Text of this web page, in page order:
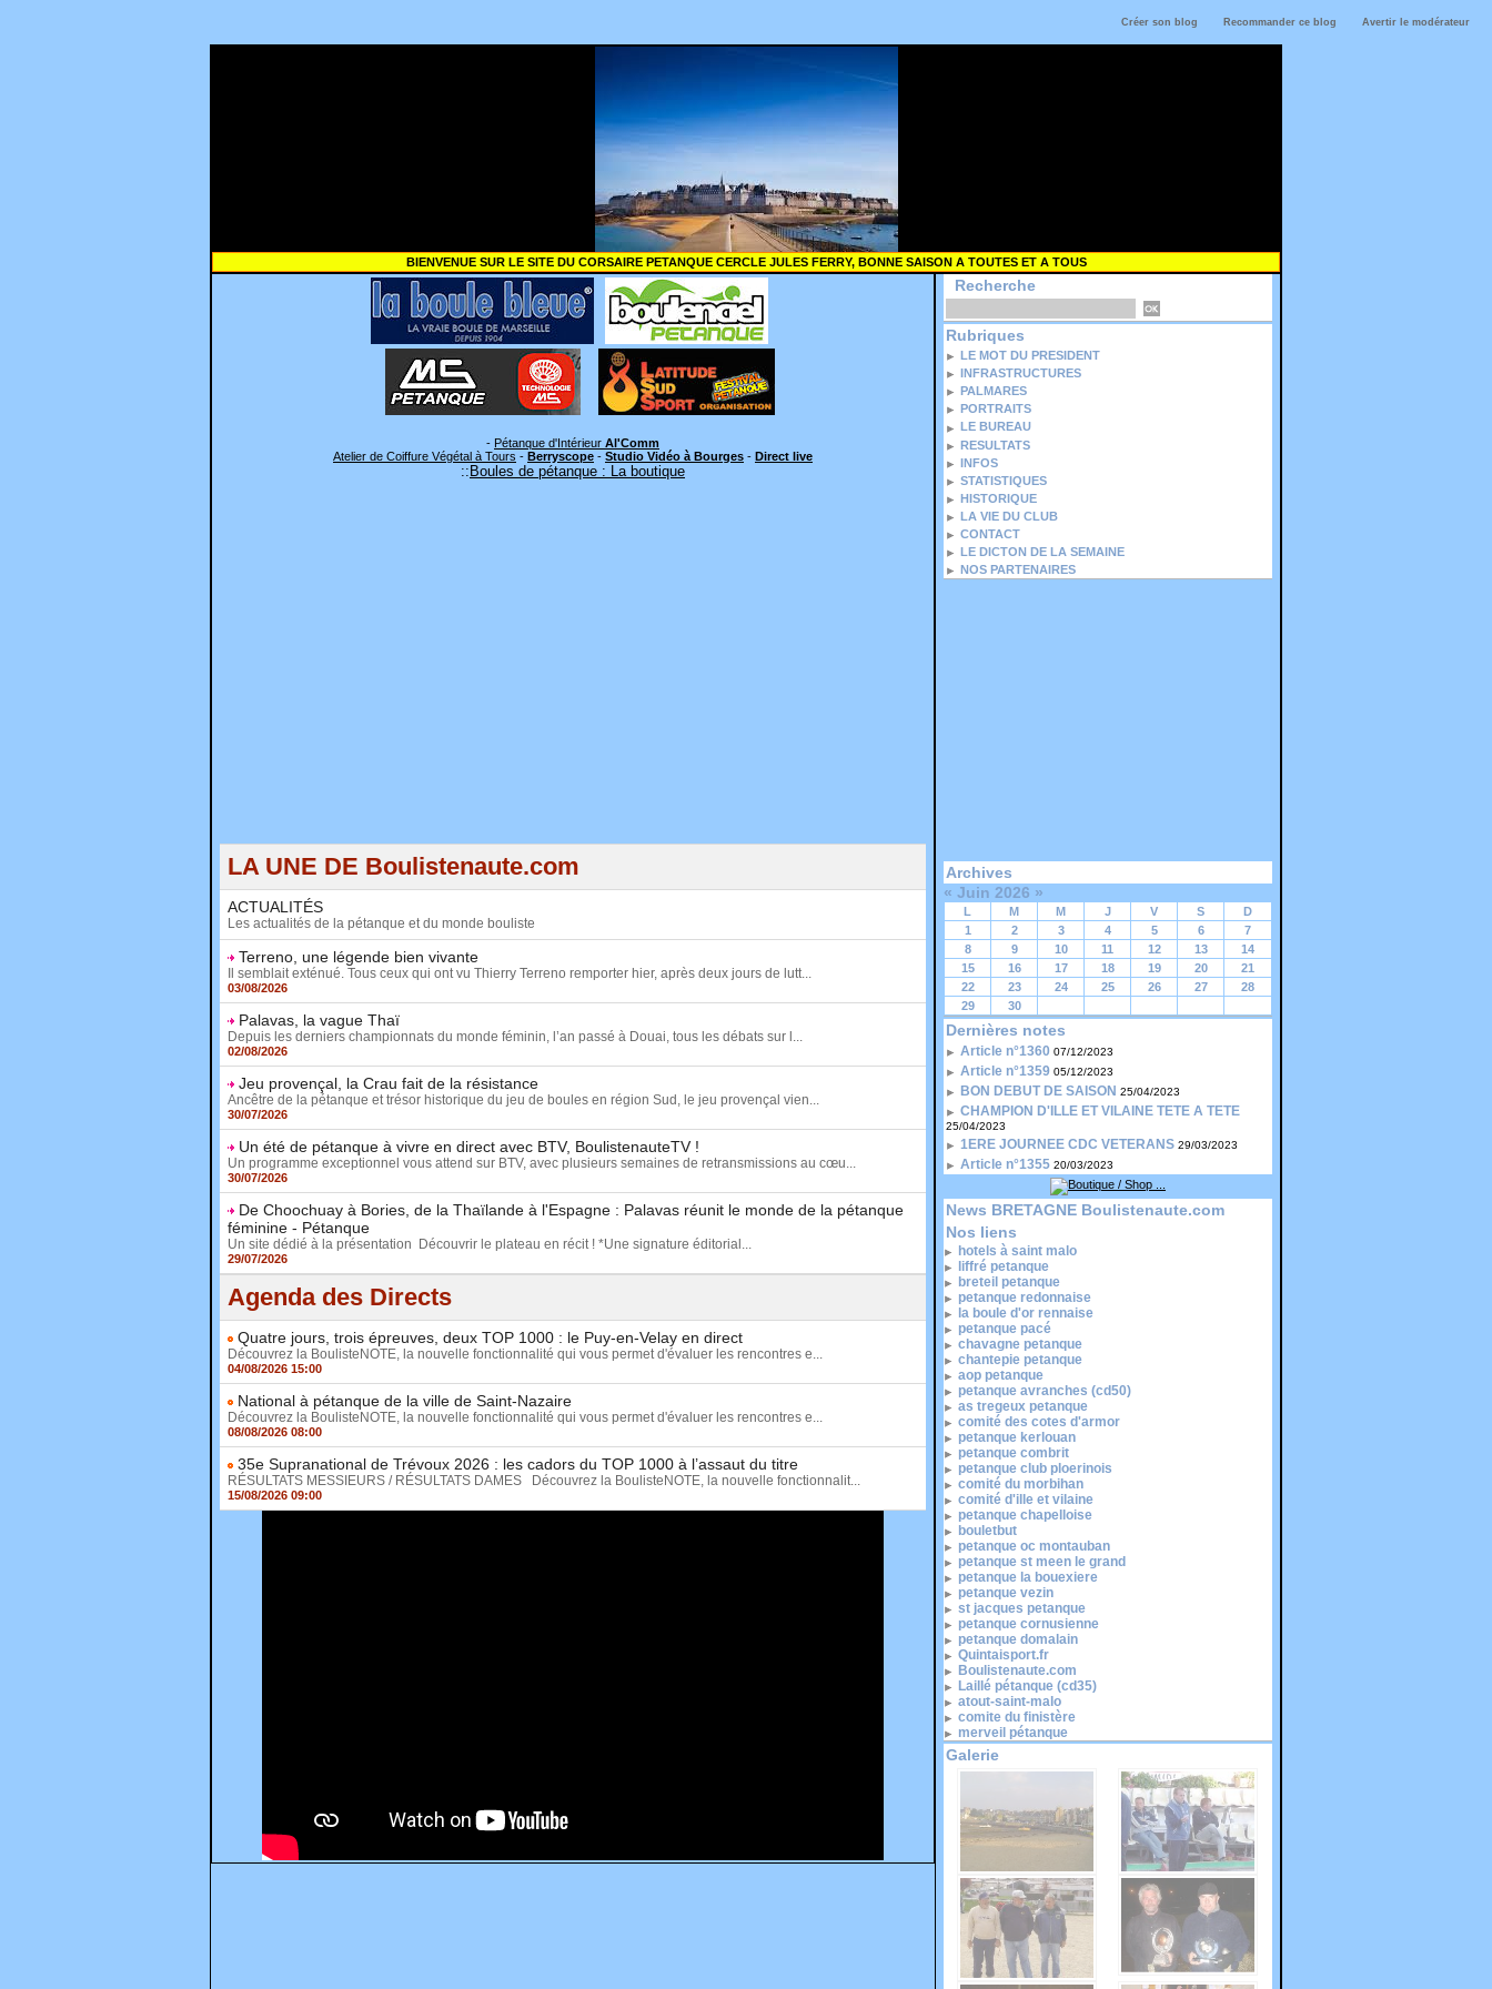
Créer son blog Recommander ce blog Avertir le modérateur
BIENVENUE SUR LE SITE DU CORSAIRE PETANQUE CERCLE JULES FERRY, BONNE SAISON A TOUTES ET A TOUS
- Pétanque d'Intérieur Al'Comm
Atelier de Coiffure Végétal à Tours - Berryscope - Studio Vidéo à Bourges - Direct live
:: Boules de pétanque : La boutique
LA UNE DE Boulistenaute.com
ACTUALITÉS
Les actualités de la pétanque et du monde bouliste
Terreno, une légende bien vivante
Il semblait exténué. Tous ceux qui ont vu Thierry Terreno remporter hier, après deux jours de lutt...
03/08/2026
Palavas, la vague Thaï
Depuis les derniers championnats du monde féminin, l’an passé à Douai, tous les débats sur l...
02/08/2026
Jeu provençal, la Crau fait de la résistance
Ancêtre de la pétanque et trésor historique du jeu de boules en région Sud, le jeu provençal vien...
30/07/2026
Un été de pétanque à vivre en direct avec BTV, BoulistenauteTV !
Un programme exceptionnel vous attend sur BTV, avec plusieurs semaines de retransmissions au cœu...
30/07/2026
De Choochuay à Bories, de la Thaïlande à l'Espagne : Palavas réunit le monde de la pétanque
féminine - Pétanque
Un site dédié à la présentation Découvrir le plateau en récit ! *Une signature éditorial...
29/07/2026
Agenda des Directs
Quatre jours, trois épreuves, deux TOP 1000 : le Puy-en-Velay en direct
Découvrez la BoulisteNOTE, la nouvelle fonctionnalité qui vous permet d'évaluer les rencontres e...
04/08/2026 15:00
National à pétanque de la ville de Saint-Nazaire
Découvrez la BoulisteNOTE, la nouvelle fonctionnalité qui vous permet d'évaluer les rencontres e...
08/08/2026 08:00
35e Supranational de Trévoux 2026 : les cadors du TOP 1000 à l’assaut du titre
RÉSULTATS MESSIEURS / RÉSULTATS DAMES Découvrez la BoulisteNOTE, la nouvelle fonctionnalit...
15/08/2026 09:00
Recherche
Rubriques
LE MOT DU PRESIDENT
INFRASTRUCTURES
PALMARES
PORTRAITS
LE BUREAU
RESULTATS
INFOS
STATISTIQUES
HISTORIQUE
LA VIE DU CLUB
CONTACT
LE DICTON DE LA SEMAINE
NOS PARTENAIRES
Archives
« Juin 2026 »
L M M J V S
D
1
2 3 4 5 6
7
8
9 10 11 12 13
14
15
16 17 18 19 20
21
22
23 24 25 26 27
28
29
30
Dernières notes
Article n°1360 07/12/2023
Article n°1359 05/12/2023
BON DEBUT DE SAISON 25/04/2023
CHAMPION D'ILLE ET VILAINE TETE A TETE
25/04/2023
1ERE JOURNEE CDC VETERANS 29/03/2023
Article n°1355 20/03/2023
News BRETAGNE Boulistenaute.com
Nos liens
hotels à saint malo
liffré petanque
breteil petanque
petanque redonnaise
la boule d'or rennaise
petanque pacé
chavagne petanque
chantepie petanque
aop petanque
petanque avranches (cd50)
as tregeux petanque
comité des cotes d'armor
petanque kerlouan
petanque combrit
petanque club ploerinois
comité du morbihan
comité d'ille et vilaine
petanque chapelloise
bouletbut
petanque oc montauban
petanque st meen le grand
petanque la bouexiere
petanque vezin
st jacques petanque
petanque cornusienne
petanque domalain
Quintaisport.fr
Boulistenaute.com
Laillé pétanque (cd35)
atout-saint-malo
comite du finistère
merveil pétanque
Galerie